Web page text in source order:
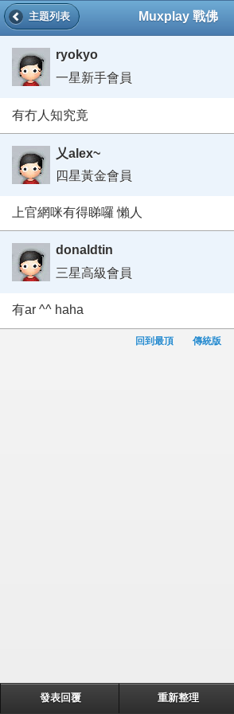
Muxplay 戰佛
主題列表
ryokyo
一星新手會員
有冇人知究竟
乂alex~
四星黃金會員
上官網咪有得睇囉 懶人
donaldtin
三星高級會員
有ar ^^ haha
回到最頂 傳統版
發表回覆 重新整理